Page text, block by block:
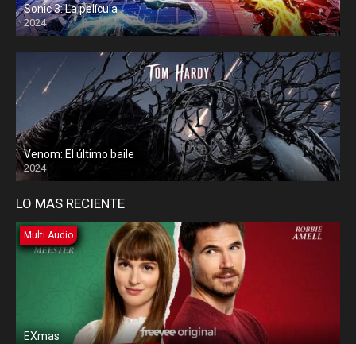
Sonic 3: La película
2024
Venom: El último baile
2024
LO MAS RECIENTE
Multi Audio
EXmas